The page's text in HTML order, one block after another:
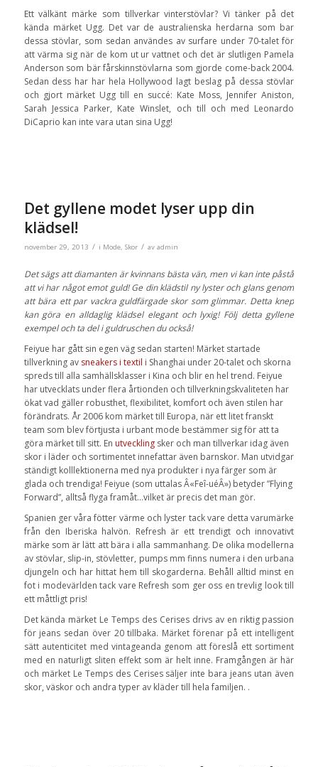
Ett välkänt märke som tillverkar vinterstövlar? Vi tänker på det
kända märket Ugg. Det var de australienska herdarna som bar
dessa stövlar, som sedan användes av surfare under 70-talet för
att värma sig när de kom ut ur vattnet och det är slutligen Pamela
Anderson som bär fårskinnstövlarna som gjorde come-back 2004.
Sedan dess har har hela Hollywood lagt beslag på dessa stövlar
och gjort märket Ugg till en succé: Kate Moss, Jennifer Aniston,
Sarah Jessica Parker, Kate Winslet, och till och med Leonardo
DiCaprio kan inte vara utan sina Ugg!
Det gyllene modet lyser upp din
klädsel!
november 29, 2013 / i Mode, Skor / av admin
Det sägs att diamanten är kvinnans bästa vän, men vi kan inte påstå
att vi har något emot guld! Ge din klädstil ny lyster och glans genom
att bära ett par vackra guldfärgade skor som glimmar. Detta knep
kan göra en alldaglig klädsel elegant och lyxig! Följ detta gyllene
exempel och ta del i guldruschen du också!
Feiyue har gått sin egen väg sedan starten! Märket startade
tillverkning avsneakers i textil i Shanghai under 20-talet och skorna
spreds till alla samhällsklasser i Kina och blir en hel trend. Feiyue
har utvecklats under flera årtionden och tillverkningskvaliteten har
ökat vad gäller robusthet, flexibilitet, komfort och även stilen har
förändrats. År 2006 kom märket till Europa, när ett litet franskt
team som blev förtjusta i urbant mode bestämmer sig för att ta
göra märket till sitt. En utvecklingsker och man tillverkar idag även
skor i läder och sortimentet innefattar även barnskor. Man utvidgar
ständigt kolllektionerna med nya produkter i nya färger som är
glada och trendiga! Feiyue (som uttalas Â«Feî-uéÂ») betyder ”Flying
Forward”, alltså flyga framåt…vilket är precis det man gör.
Spanien ger våra fötter värme och lyster tack vare detta varumärke
från den Iberiska halvön. Refresh är ett trendigt och innovativt
märke som är lätt att bära i alla sammanhang. De olika modellerna
av stövlar, slip-in, stövletter, pumps mm finns numera i den urbana
djungeln och har hittat hem till skogarderna. Behåll alltid minst en
fot i modevärlden tack vare Refresh som ger oss en trevlig look till
ett måttligt pris!
Det kända märket Le Temps des Cerises drivs av en riktig passion
för jeans sedan över 20 tillbaka. Märket förenar på ett intelligent
sätt autenticitet med vintageanda genom att föreslå ett sortiment
med en naturligt sliten effekt som är helt inne. Framgången är här
och märket Le Temps des Cerises säljer inte bara jeans utan även
skor, väskor och andra typer av kläder till hela familjen. .